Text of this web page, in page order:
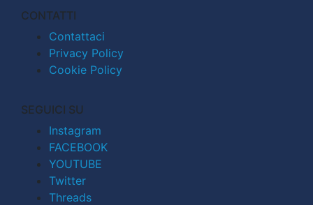
CONTATTI
Contattaci
Privacy Policy
Cookie Policy
SEGUICI SU
Instagram
FACEBOOK
YOUTUBE
Twitter
Threads